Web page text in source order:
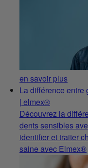
en savoir plus
La différence
| elmex®
Découvrez la
dents sensibles
identifier et traiter
saine avec Elmex®